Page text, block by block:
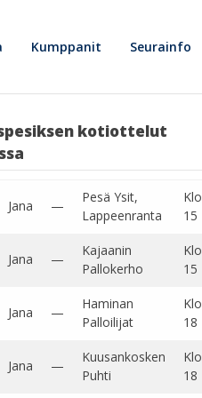
Kumppanit Seurainfo
kotiottelut
Jana —
Pesä Ysit,
Lappeenranta
Klo
15
Jana —
Kajaanin
Pallokerho
Klo
15
Jana —
Haminan
Palloilijat
Klo
18
Jana —
Kuusankosken
Puhti
Klo
18